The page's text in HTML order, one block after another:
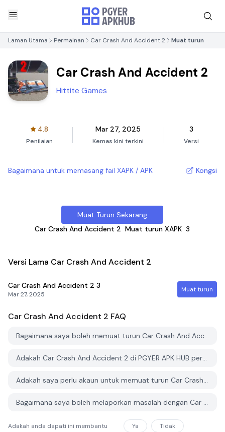
Laman Utama Permainan Car Crash And Accident 2 Muat turun
Car Crash And Accident 2
Hittite Games
4.8
Penilaian
Mar 27, 2025
Kemas kini terkini
3
Versi
Bagaimana untuk memasang fail XAPK / APK Kongsi
Muat Turun Sekarang
Car Crash And Accident 2 Muat turun XAPK 3
Versi Lama Car Crash And Accident 2
Car Crash And Accident 2 3
Mar 27, 2025
Muat turun
Car Crash And Accident 2 FAQ
Bagaimana saya boleh memuat turun Car Crash And Accident 2 dari PGYER APK HUB?
Adakah Car Crash And Accident 2 di PGYER APK HUB percuma untuk dimuat turun?
Adakah saya perlu akaun untuk memuat turun Car Crash And Accident 2 dari PGYER APK HUB?
Bagaimana saya boleh melaporkan masalah dengan Car Crash And Accident 2 di PGYER APK HUB?
Adakah anda dapati ini membantu Ya Tidak